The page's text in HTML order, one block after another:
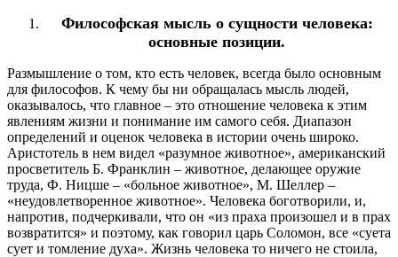
Философская мысль о сущности человека:
основные позиции.
Размышление о том, кто есть человек, всегда было основным
для философов. К чему бы ни обращалась мысль людей,
оказывалось, что главное – это отношение человека к этим
явлениям жизни и понимание им самого себя. Диапазон
определений и оценок человека в истории очень широко.
Аристотель в нем видел «разумное животное», американский
просветитель Б. Франклин – животное, делающее оружие
труда, Ф. Ницше – «больное животное», М. Шеллер –
«неудовлетворенное животное». Человека боготворили, и,
напротив, подчеркивали, что он «из праха произошел и в прах
возвратится» и поэтому, как говорил царь Соломон, все «суета
сует и томление духа». Жизнь человека то ничего не стоила,